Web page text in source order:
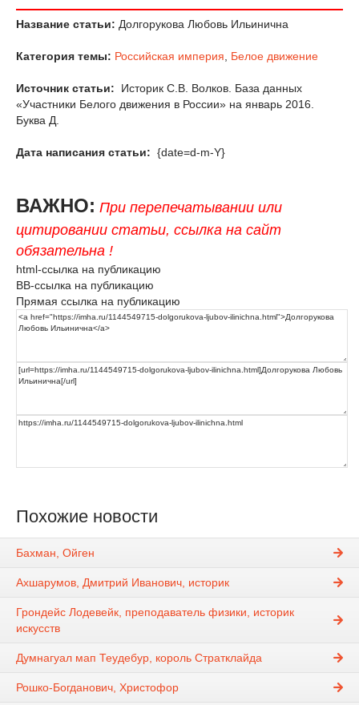
Название статьи: Долгорукова Любовь Ильинична
Категория темы: Российская империя Белое движение
Источник статьи:
Историк С.В. Волков. База данных
«Участники Белого движения в России» на январь 2016.
Буква Д.
Дата написания статьи: {date=d-m-Y}
ВАЖНО: При перепечатывании или
цитировании статьи, ссылка на сайт
обязательна !
html-ссылка на публикацию
BB-ссылка на публикацию
Прямая ссылка на публикацию
Похожие новости
Бахман, Ойген
Ахшарумов, Дмитрий Иванович, историк
Грондейс Лодевейк, преподаватель физики, историк
искусств
Думнагуал мап Теудебур, король Стратклайда
Рошко-Богданович, Христофор